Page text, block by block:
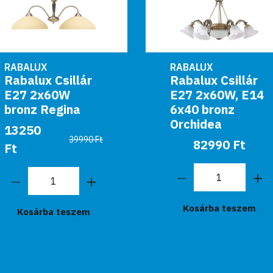
RABALUX
Rabalux Csillár
E27 2x60W, E14
6x40 bronz
Orchidea
82990 Ft
Kosárba teszem
RABALUX
Rabalux Csillár
E27 100W bronz
Rustic
42990 Ft
Kosárba teszem